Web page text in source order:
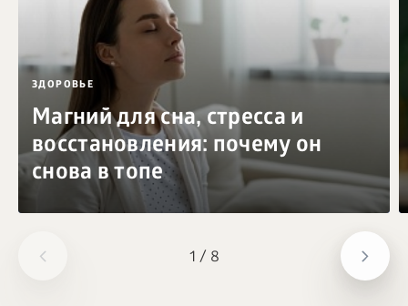
1 / 8
ЗДОРОВЬЕ
Магний для сна, стресса и
восстановления: почему он
снова в топе